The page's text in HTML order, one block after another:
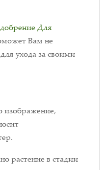
Для
Вам не
ухода за своими
изображение,
растение в стадии